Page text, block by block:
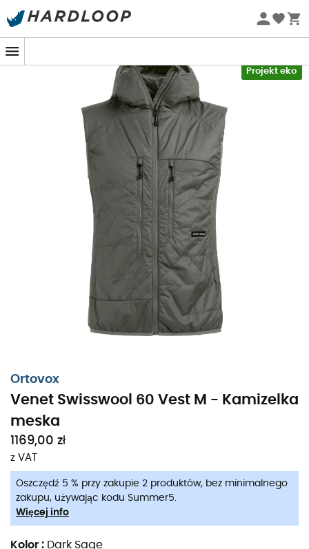
Letnie promocje 🔥 -5% DODATKOWO przy zakupie 2
Projekt eko
Nowość
Ortovox
Venet Swisswool 60 Vest M - Kamizelka
meska
1169,00 zł
z VAT
Oszczędź 5 % przy zakupie 2 produktów, bez minimalnego
zakupu, używając kodu Summer5.
Więcej info
Kolor : Dark Sage